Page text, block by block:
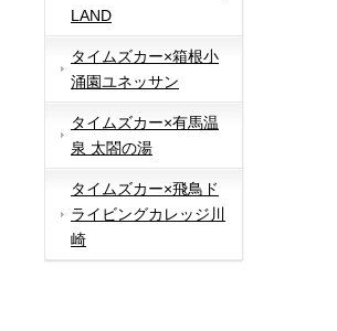
LAND
タイムズカー×箱根小
涌園ユネッサン
タイムズカー×有馬温
泉 太閤の湯
タイムズカー×飛鳥ド
ライビングカレッジ川
崎